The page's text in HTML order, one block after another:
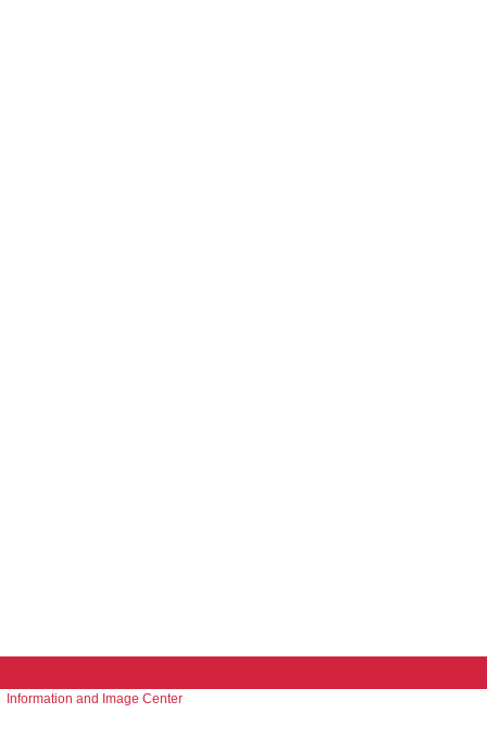
Information and Image Center